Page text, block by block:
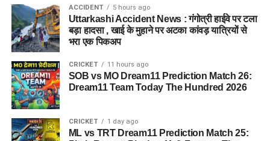
जेल नहीं, रेजिडेंशियल कॉम्प्लेक्स जैसा
होगा माहौल
आलंबन गांव की सबसे खास बात यही होगी कि यहां रहने वाली महिलाओं
और बच्चों को यह महसूस न हो कि वे किसी जेल या बंद संस्थान में रह रहे
हैं। इसके बजाय पूरा परिसर एक रेजिडेंशियल कॉम्प्लेक्स की तरह विकसित
किया जाएगा, जहां सुरक्षा के साथ रहने, पढ़ाई, दैनिक जीवन और सामाजिक
ACCIDENT 5 hours ago
Uttarkashi Accident News : गंगोत्री हाईवे पर टला
बड़ा हादसा , खाई के मुहाने पर अटका कांवड़ यात्रियों से
भरा एक पिकअप
CRICKET 11 hours ago
SOB vs MO Dream11 Prediction Match 26:
Dream11 Team Today The Hundred 2026
CRICKET 1 day ago
ML vs TRT Dream11 Prediction Match 25: